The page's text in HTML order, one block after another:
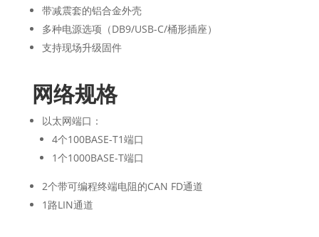
带减震套的铝合金外壳
多种电源选项（DB9/USB-C/桶形插座）
支持现场升级固件
网络规格
以太网端口：
4个100BASE-T1端口
1个1000BASE-T端口
2个带可编程终端电阻的CAN FD通道
1路LIN通道